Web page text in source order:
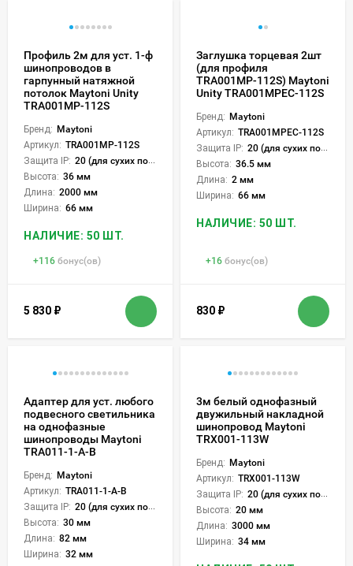
Профиль 2м для уст. 1-ф
шинопроводов в
гарпунный натяжной
потолок Maytoni Unity
TRA001MP-112S
Бренд: Maytoni
Артикул: TRA001MP-112S
Защита IP: 20 (для сухих пом.)
Высота: 36 мм
Длина: 2000 мм
Ширина: 66 мм
НАЛИЧИЕ: 50 ШТ.
+116 бонус(ов)
5 830 ₽
Заглушка торцевая 2шт
(для профиля
TRA001MP-112S) Maytoni
Unity TRA001MPEC-112S
Бренд: Maytoni
Артикул: TRA001MPEC-112S
Защита IP: 20 (для сухих пом.)
Высота: 36.5 мм
Длина: 2 мм
Ширина: 66 мм
НАЛИЧИЕ: 50 ШТ.
+16 бонус(ов)
830 ₽
Адаптер для уст. любого
подвесного светильника
на однофазные
шинопроводы Maytoni
TRA011-1-A-B
Бренд: Maytoni
Артикул: TRA011-1-A-B
Защита IP: 20 (для сухих пом.)
Высота: 30 мм
Длина: 82 мм
Ширина: 32 мм
3м белый однофазный
двужильный накладной
шинопровод Maytoni
TRX001-113W
Бренд: Maytoni
Артикул: TRX001-113W
Защита IP: 20 (для сухих пом.)
Высота: 20 мм
Длина: 3000 мм
Ширина: 34 мм